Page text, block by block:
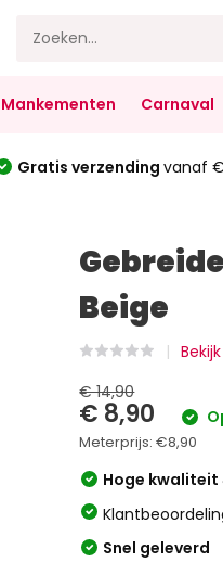
Mankementen Carnaval
Gratis verzending vanaf
Beige
€ 14,90
€ 8,90
Meterprijs:€8,90
Hoge kwaliteit
Snel geleverd